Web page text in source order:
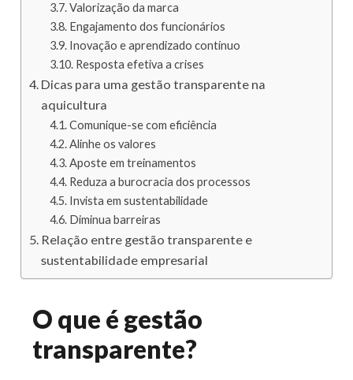
Valorização da marca
Engajamento dos funcionários
Inovação e aprendizado contínuo
Resposta efetiva a crises
Dicas para uma gestão transparente na
aquicultura
Comunique-se com eficiência
Alinhe os valores
Aposte em treinamentos
Reduza a burocracia dos processos
Invista em sustentabilidade
Diminua barreiras
Relação entre gestão transparente e
sustentabilidade empresarial
O que é gestão
transparente?